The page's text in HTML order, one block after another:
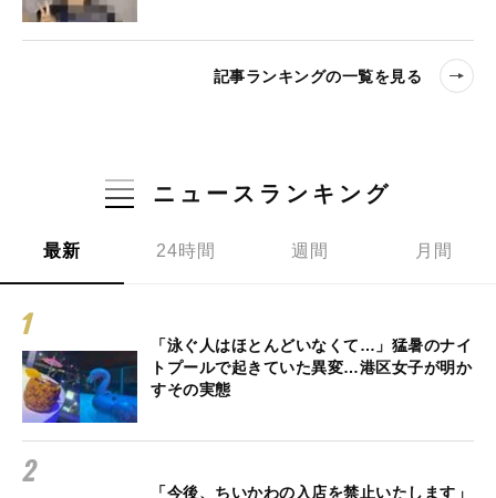
記事ランキングの一覧を見る
ニュースランキング
最新 24時間 週間 月間
「泳ぐ人はほとんどいなくて…」猛暑のナイ
トプールで起きていた異変…港区女子が明か
すその実態
「今後、ちいかわの入店を禁止いたします」